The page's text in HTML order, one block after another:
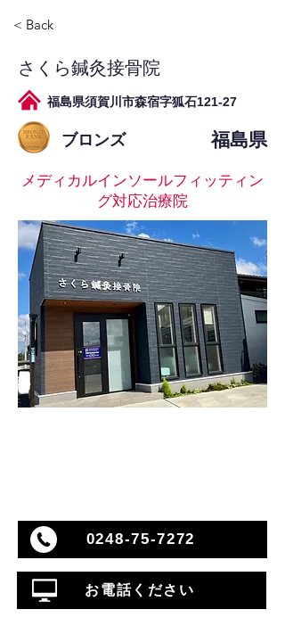
< Back
さくら鍼灸接骨院
福島県須賀川市森宿字狐石121-27
ブロンズ 福島県
メディカルインソールフィッティン
グ対応治療院
0248-75-7272
お電話ください